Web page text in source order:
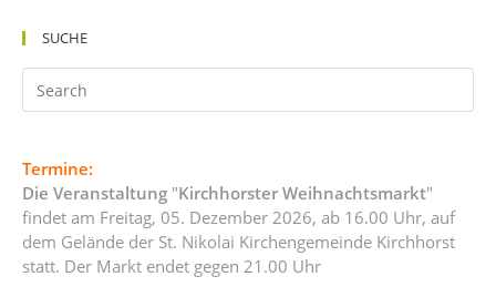
SUCHE
Termine:
Die Veranstaltung "Kirchhorster Weihnachtsmarkt"
findet am Freitag, 05. Dezember 2026, ab 16.00 Uhr, auf
dem Gelände der St. Nikolai Kirchengemeinde Kirchhorst
statt. Der Markt endet gegen 21.00 Uhr